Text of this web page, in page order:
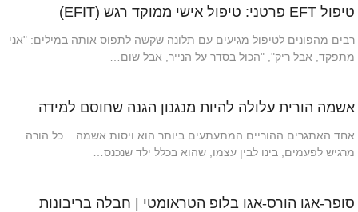
טיפול EFT פרטני: טיפול אישי ממוקד רגש (EFIT)
רבים מהפונים לטיפול מגיעים עם תלונה שקשה לתפוס אותה במילים: "אני
מתפקד, אבל ריק", "הכול בסדר על הנייר, אבל שום…
אשמה הורית עלולה להיות מנגנון הגנה שחוסם למידה
אחד האתגרים ההוריים המתעתעים ביותר הוא ויסות אשמה. כל הורה
מרגיש לפעמים, בינו לבין עצמו, שהוא בכלל ילד שנכנס…
סופר-אגו הורס-אגו בלופ הטראומטי | חבלה בריבונות